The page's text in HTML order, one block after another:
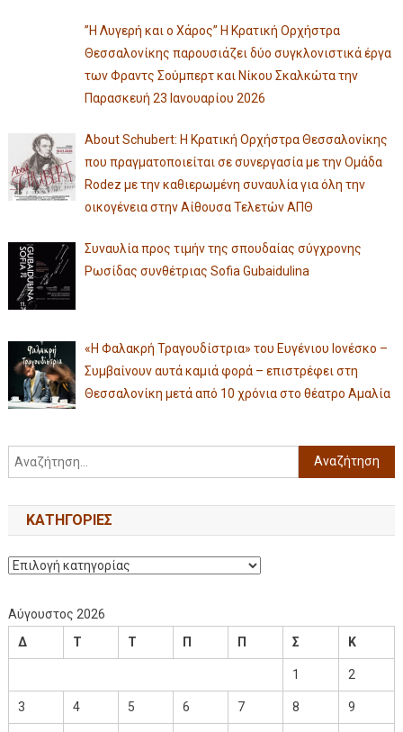
”Η Λυγερή και ο Χάρος” Η Κρατική Ορχήστρα
Θεσσαλονίκης παρουσιάζει δύο συγκλονιστικά έργα
των Φραντς Σούμπερτ και Νίκου Σκαλκώτα την
Παρασκευή 23 Ιανουαρίου 2026
About Schubert: Η Κρατική Ορχήστρα Θεσσαλονίκης
που πραγματοποιείται σε συνεργασία με την Ομάδα
Rodez με την καθιερωμένη συναυλία για όλη την
οικογένεια στην Αίθουσα Τελετών ΑΠΘ
Συναυλία προς τιμήν της σπουδαίας σύγχρονης
Ρωσίδας συνθέτριας Sofia Gubaidulina
«Η Φαλακρή Τραγουδίστρια» του Ευγένιου Ιονέσκο –
Συμβαίνουν αυτά καμιά φορά – επιστρέφει στη
Θεσσαλονίκη μετά από 10 χρόνια στο θέατρο Αμαλία
KΑΤΗΓΟΡΊΕΣ
Αύγουστος 2026
Δ
Τ Τ Π Π Σ Κ
1 2
3 4 5 6 7 8 9